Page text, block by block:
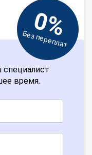
0%
Без переплат
время.